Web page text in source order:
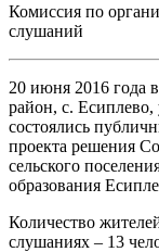
Комиссия по
слушаний
20 июня 2016 года
район, с.
состоялись
проекта решения
сельского
образования
Количество
слушаниях – 13